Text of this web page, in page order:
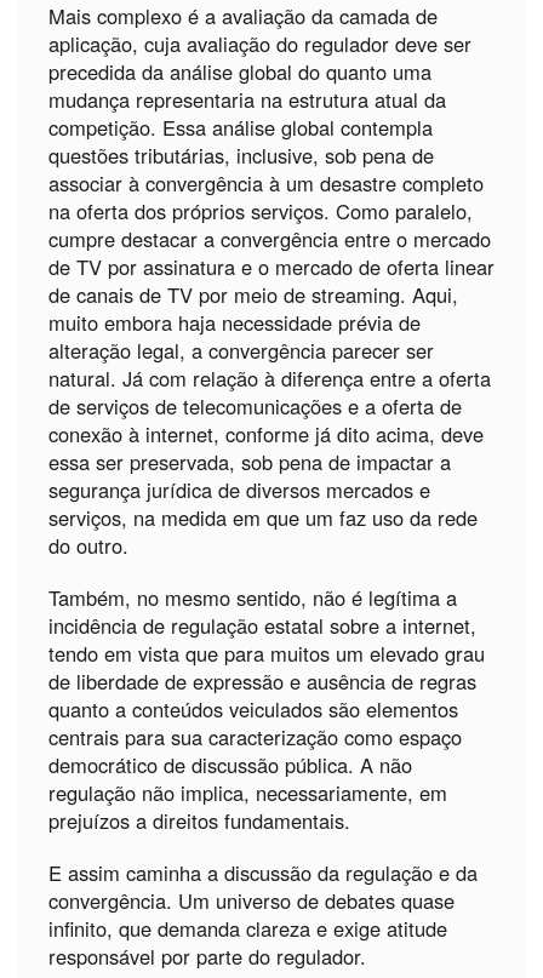
Mais complexo é a avaliação da camada de
aplicação, cuja avaliação do regulador deve ser
precedida da análise global do quanto uma
mudança representaria na estrutura atual da
competição. Essa análise global contempla
questões tributárias, inclusive, sob pena de
associar à convergência à um desastre completo
na oferta dos próprios serviços. Como paralelo,
cumpre destacar a convergência entre o mercado
de TV por assinatura e o mercado de oferta linear
de canais de TV por meio de streaming. Aqui,
muito embora haja necessidade prévia de
alteração legal, a convergência parecer ser
natural. Já com relação à diferença entre a oferta
de serviços de telecomunicações e a oferta de
conexão à internet, conforme já dito acima, deve
essa ser preservada, sob pena de impactar a
segurança jurídica de diversos mercados e
serviços, na medida em que um faz uso da rede
do outro.
Também, no mesmo sentido, não é legítima a
incidência de regulação estatal sobre a internet,
tendo em vista que para muitos um elevado grau
de liberdade de expressão e ausência de regras
quanto a conteúdos veiculados são elementos
centrais para sua caracterização como espaço
democrático de discussão pública. A não
regulação não implica, necessariamente, em
prejuízos a direitos fundamentais.
E assim caminha a discussão da regulação e da
convergência. Um universo de debates quase
infinito, que demanda clareza e exige atitude
responsável por parte do regulador.